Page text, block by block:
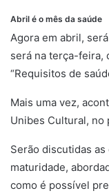
Abril é o mês da saúde
Agora em abril,
será na terça-feira,
“Requisitos de
Mais uma vez,
Unibes Cultural, no
Serão discutidas
maturidade,
como é possível